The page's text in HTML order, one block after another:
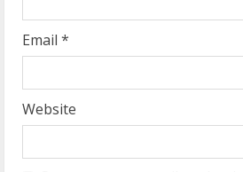
Email *
Website